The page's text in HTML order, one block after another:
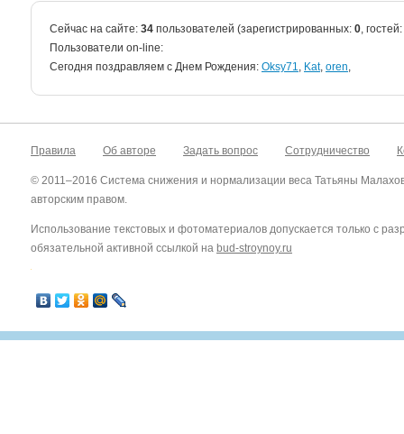
Сейчас на сайте: 34 пользователей (зарегистрированных: 0, гостей:
Пользователи on-line:
Cегодня поздравляем с Днем Рождения: Oksy71, Kat, oren,
Правила Об авторе Задать вопрос Сотрудничество
© 2011–2016 Система снижения и нормализации веса Татьяны
авторским правом.
Использование текстовых и фотоматериалов допускается только с
обязательной активной ссылкой на bud-stroynoy.ru